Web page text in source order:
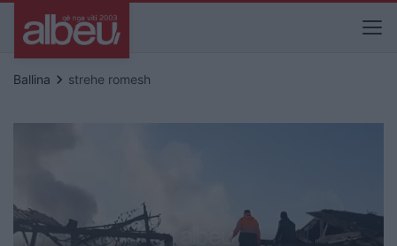
Ballina keyboard_arrow_right strehe romesh